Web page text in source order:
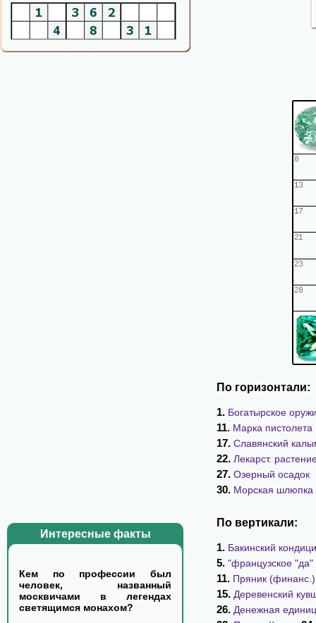
Интересные факты
Кем по профессии был
человек, названный
москвичами в легендах
светящимся монахом?
По горизонтали:
1. Богатырское
11. Марка пистолета
17. Славянский
22. Лекарст.
27. Озерный осадок
30. Морская шлюпка
По вертикали:
1. Бакинский
5. "французское "да"
11. Пряник (финанс.)
15. Деревенский
26. Денежная